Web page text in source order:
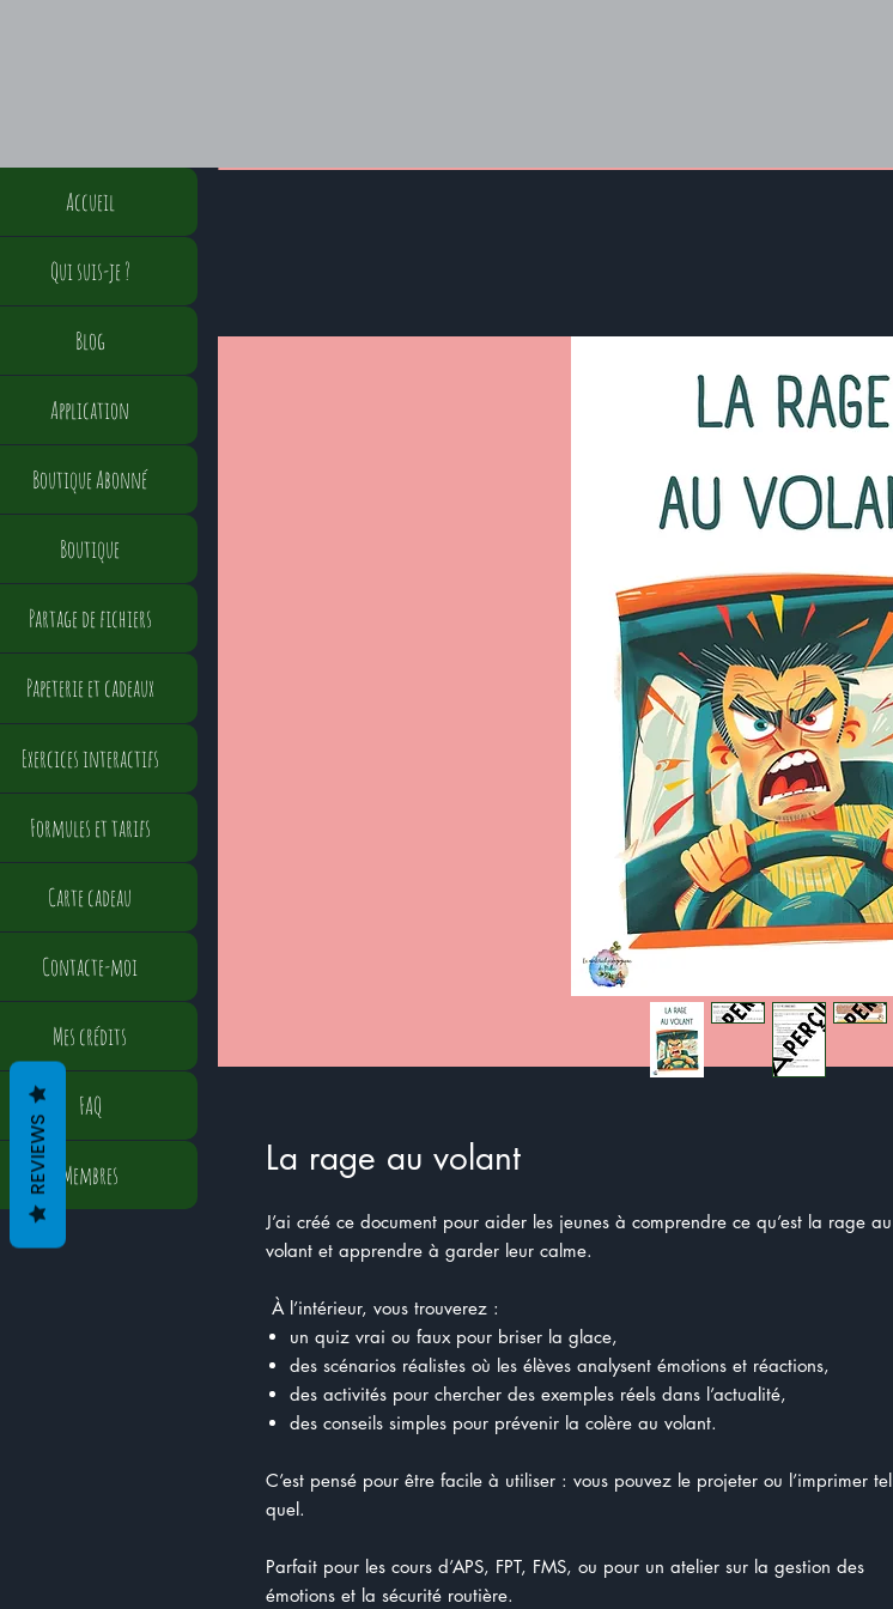
La rage au volant
J’ai créé ce document pour aider les jeunes à comprendre ce qu’est la rage au
volant et apprendre à garder leur calme.
À l’intérieur, vous trouverez :
un quiz vrai ou faux pour briser la glace,
des scénarios réalistes où les élèves analysent émotions et réactions,
des activités pour chercher des exemples réels dans l’actualité,
des conseils simples pour prévenir la colère au volant.
C’est pensé pour être facile à utiliser : vous pouvez le projeter ou l’imprimer tel
quel.
Parfait pour les cours d’APS, FPT, FMS, ou pour un atelier sur la gestion des
émotions et la sécurité routière.
Accueil
Qui suis-je ?
Blog
Application
Boutique Abonné
Boutique
Partage de fichiers
Papeterie et cadeaux
Exercices interactifs
Formules et tarifs
Carte cadeau
Contacte-moi
Mes crédits
FAQ
Membres
REVIEWS